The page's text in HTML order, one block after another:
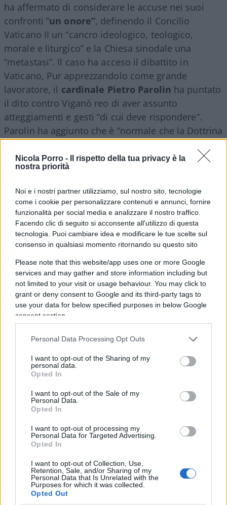
Nicola Porro -
Il rispetto della tua privacy è la
nostra priorità
Noi e i nostri partner utilizziamo, sul nostro sito, tecnologie
come i cookie per personalizzare contenuti e annunci, fornire
funzionalità per social media e analizzare il nostro traffico.
Facendo clic di seguito si acconsente all'utilizzo di questa
tecnologia. Puoi cambiare idea e modificare le tue scelte sul
consenso in qualsiasi momento ritornando su questo sito
Please note that this website/app uses one or more Google
services and may gather and store information including but
not limited to your visit or usage behaviour. You may click to
grant or deny consent to Google and its third-party tags to
use your data for below specified purposes in below Google
consent section.
Personal Data Processing Opt Outs
I want to opt-out of the Sharing of my
personal data.
Opted In
I want to opt-out of the Sale of my
Personal Data.
Opted In
I want to opt-out of processing my
Personal Data for Targeted Advertising.
Opted In
I want to opt-out of Collection, Use,
Retention, Sale, and/or Sharing of my
Personal Data that Is Unrelated with the
Purposes for which it was collected.
Opted Out
ha affermato di considerare le accuse nei suoi
confronti “un onore”, definendo il Concilio
Vaticano II un “cancro ideologico, teologico,
morale e liturgico” e la Chiesa sinodale una
“metastasi”. Il caso ha acceso il dibattito in
Vaticano, Pur apprezzandolo come grande
lavoratore, il cardinale Pietro Parolin ha puntato
il dito contro Viganò reo di aver assunto
atteggiamenti e gesti “di cui deve rispondere”.
Parolin ha aggiunto che è “normale che la Dottrina
stia svolgendo quelle indagini necessarie per
approfondire la situazione stessa. Ha dato a lui la
Mons. Viganò ha ricordato che cinquant’anni fa fu
l’arcivescovoMarcel Lefebvrea essere convocato
e accusato di scisma per aver respinto il Vaticano
II. “La sua difesa è mia; le sue parole sono mie; e
le sue argomentazioni sono mie”, ha rimarcato
l’arcivescovo, sottolineando che di fronte a quei
argomenti le autorità romane non potevano
condannarlo per eresia, dovendo invece aspettare
che consacrasse i vescovi in modo da avere il
pretesto di dichiararlo scismatico e revocare la
sua scomunica quando era già morto. Lo schema
si ripete, dunque: “La Chiesa cattolica è stata
lentamente ma inesorabilmente rilevata e a
Bergoglio è stato affidato il compito di renderla
dell’inclusione, dell’ambiente’ al servizio del
Nuovo Ordine Mondiale. Ma
Chiesa cattolica: è la sua contraffazione”.
delitto di scisma